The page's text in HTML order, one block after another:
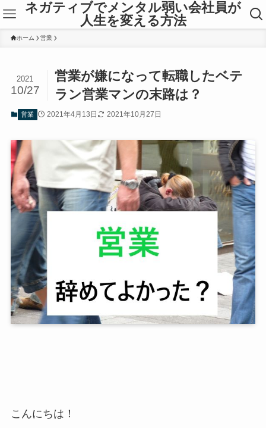
ネガティブでメンタル弱い会社員が
人生を変える方法
ホーム 営業
営業が嫌になって転職したベテ
ラン営業マンの末路は？
2021
10/27
営業 2021年4月13日 2021年10月27日
こんにちは！